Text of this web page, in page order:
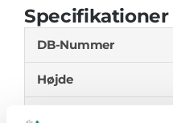
Specifikationer
DB-Nummer
Højde